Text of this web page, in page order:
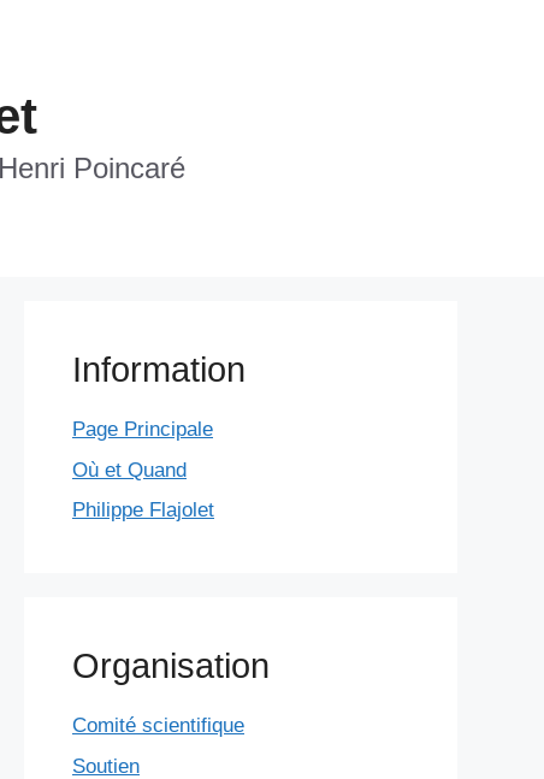
Poincaré
Information
Page Principale
Où et Quand
Philippe Flajolet
Organisation
Comité scientifique
Soutien